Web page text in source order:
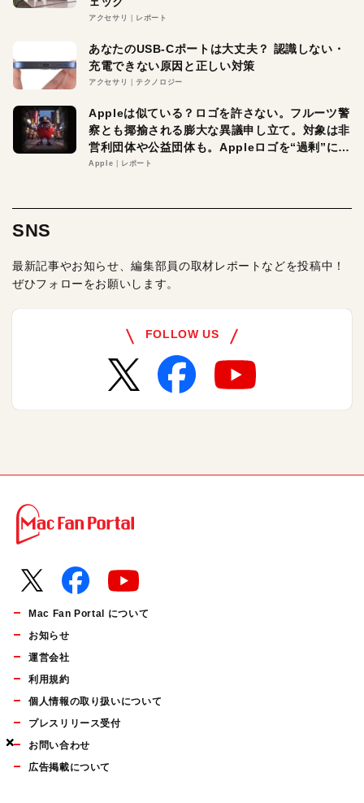
×
×
×
アクセサリ レポート
あなたのUSB-Cポートは大丈夫？ 認識しない・
充電できない原因と正しい対策
アクセサリ テクノロジー
Appleは似ている？ロゴを許さない。フルーツ警
察とも揶揄される膨大な異議申し立て。対象は非
営利団体や公益団体も。Appleロゴを“過剰”に守
る理由とは
Apple レポート
SNS
最新記事やお知らせ、編集部員の取材レポートなどを投稿中！
ぜひフォローをお願いします。
FOLLOW US
Mac Fan Portal について
お知らせ
運営会社
利用規約
個人情報の取り扱いについて
プレスリリース受付
お問い合わせ
広告掲載について